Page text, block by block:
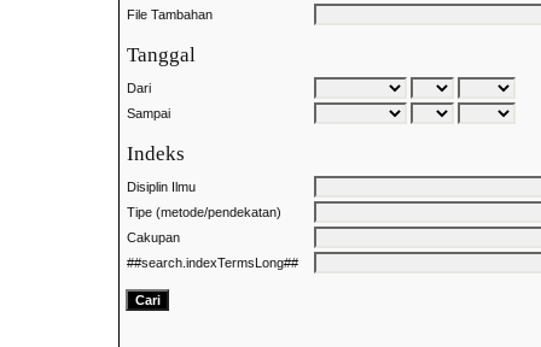
File Tambahan
Tanggal
Dari
Sampai
Indeks
Disiplin Ilmu
Tipe (metode/pendekatan)
Cakupan
##search.indexTermsLong##